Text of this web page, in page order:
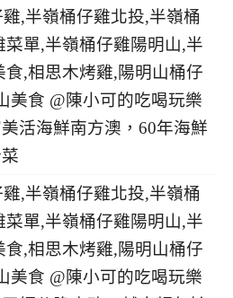
活海鮮南方澳，60年海鮮